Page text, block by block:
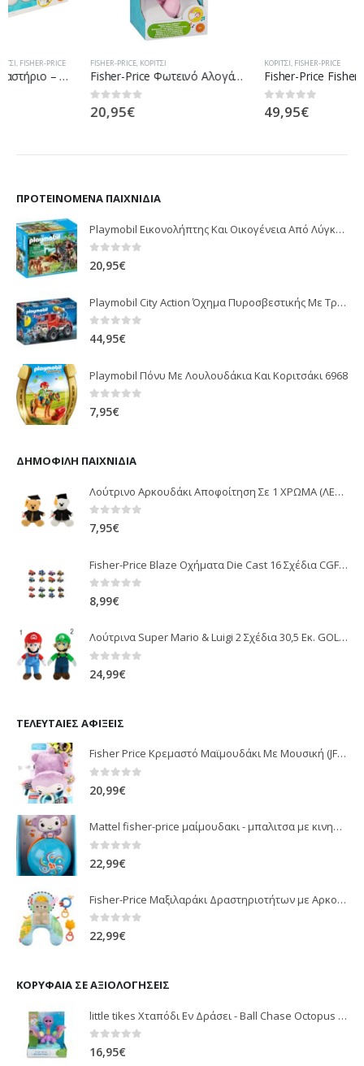
FISHER-PRICE, ΚΟΡΊΤΣΙ
Fisher-Price Φωτεινό Αλογάκι Της Θάλασσας Ροζ DGH84 / DGH83
FISHER-PRICE
Fisher-Price Fisher Price Εκπαιδευτική Στρατα Σκυλάκι Smart Stages Ροζ FTC68
ΠΡΟΤΕΙΝΌΜΕΝΑ ΠΑΙΧΝΊΔΙΑ
Playmobil Εικονολήπτης Και Οικογένεια Από Λύγκες 5561
0 out of 5
20,95€
Playmobil City Action Όχημα Πυροσβεστικής Με Τροχαλία Ρυμούλκησης 9466
0 out of 5
44,95€
Playmobil Πόνυ Με Λουλουδάκια Και Κοριτσάκι 6968
0out of 5
7,95€
ΔΗΜΟΦΙΛΉ ΠΑΙΧΝΊΔΙΑ
Λούτρινο Αρκουδάκι Αποφοίτηση Σε 1 ΧΡΩΜΑ (ΛΕΥΚΟ)25Εκ 1850
0out of 5
7,95€
Fisher-Price Blaze Οχήματα Die Cast 16 Σχέδια CGF20
0 out of 5
8,99€
Λούτρινα Super Mario & Luigi 2 Σχέδια 30,5 Εκ. GOL13769
0 out of 5
24,99€
ΤΕΛΕΥΤΑΊΕΣ ΑΦΊΞΕΙΣ
Fisher Price Κρεμαστό Μαϊμουδάκι Με Μουσική (JFF02)
0 out of 5
20,99€
Mattel fisher-price μαίμουδακι - μπαλιτσα με κινηση JLB95
22,99€
Fisher-Price Μαξιλαράκι Δραστηριοτήτων με Αρκουδάκι (JHB44)
0 out of 5
22,99€
ΚΟΡΥΦΑΊΑ ΣΕ ΑΞΙΟΛΟΓΉΣΕΙΣ
little tikes Χταπόδι Εν Δράσει - Ball Chase Octopus LTT38000
0 out of 5
16,95€